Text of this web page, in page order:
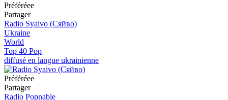
Préféréeе
Partager
Radio Syaivo (Сяйво)
Ukraine
World
Top 40 Pop
diffusé en langue ukrainienne
Préféréeе
Partager
Radio Popnable